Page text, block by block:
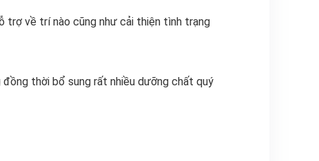
trợ về trí nào cũng như cải thiện tình trạng
đồng thời bổ sung rất nhiều dưỡng chất quý